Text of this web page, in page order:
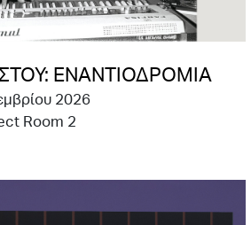
ΕΝΑΝΤΙΟΔΡΟΜΙΑ
2026
Room 2